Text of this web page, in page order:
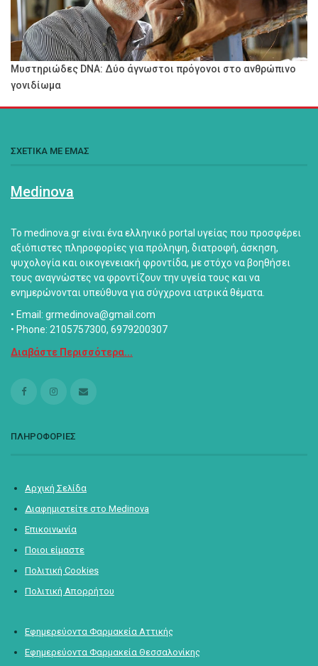
Μυστηριώδες DNA: Δύο άγνωστοι πρόγονοι στο ανθρώπινο
γονιδίωμα
ΣΧΕΤΙΚΑ ΜΕ ΕΜΑΣ
Medinova
Το medinova.gr είναι ένα ελληνικό portal υγείας που προσφέρει
αξιόπιστες πληροφορίες για πρόληψη, διατροφή, άσκηση,
ψυχολογία και οικογενειακή φροντίδα, με στόχο να βοηθήσει
τους αναγνώστες να φροντίζουν την υγεία τους και να
ενημερώνονται υπεύθυνα για σύγχρονα ιατρικά θέματα.
• Email: grmedinova@gmail.com
• Phone: 2105757300, 6979200307
Διαβάστε Περισσότερα...
ΠΛΗΡΟΦΟΡΙΕΣ
Αρχική Σελίδα
Διαφημιστείτε στο Medinova
Επικοινωνία
Ποιοι είμαστε
Πολιτική Cookies
Πολιτική Απορρήτου
Εφημερεύοντα Φαρμακεία Αττικής
Εφημερεύοντα Φαρμακεία Θεσσαλονίκης